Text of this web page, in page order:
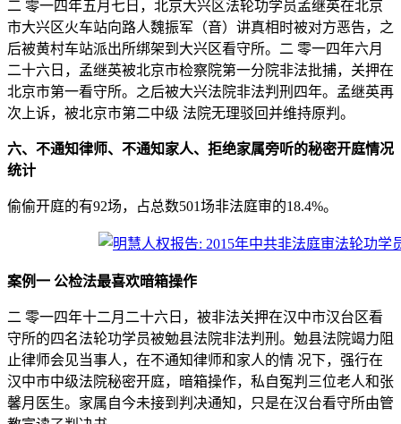
二 零一四年五月七日，北京大兴区法轮功学员孟继英在北京
市大兴区火车站向路人魏振军（音）讲真相时被对方恶告，之
后被黄村车站派出所绑架到大兴区看守所。二 零一四年六月
二十六日，孟继英被北京市检察院第一分院非法批捕，关押在
北京市第一看守所。之后被大兴法院非法判刑四年。孟继英再
次上诉，被北京市第二中级 法院无理驳回并维持原判。
六、不通知律师、不通知家人、拒绝家属旁听的秘密开庭情况
统计
偷偷开庭的有92场，占总数501场非法庭审的18.4%。
案例一 公检法最喜欢暗箱操作
二 零一四年十二月二十六日，被非法关押在汉中市汉台区看
守所的四名法轮功学员被勉县法院非法判刑。勉县法院竭力阻
止律师会见当事人，在不通知律师和家人的情 况下，强行在
汉中市中级法院秘密开庭，暗箱操作，私自冤判三位老人和张
馨月医生。家属自今未接到判决通知，只是在汉台看守所由管